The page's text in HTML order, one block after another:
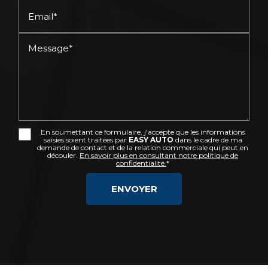
Email*
Message*
En soumettant ce formulaire, j'accepte que les informations
saisies soient traitées par EASY AUTO dans le cadre de ma
demande de contact et de la relation commerciale qui peut en
découler. En savoir plus en consultant notre politique de
confidentialité. *